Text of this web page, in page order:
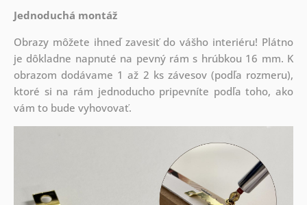
Jednoduchá montáž
Obrazy môžete ihneď zavesiť do vášho interiéru! Plátno
je dôkladne napnuté na pevný rám s hrúbkou 16 mm. K
obrazom dodávame 1 až 2 ks závesov (podľa rozmeru),
ktoré si na rám jednoducho pripevníte podľa toho, ako
vám to bude vyhovovať.